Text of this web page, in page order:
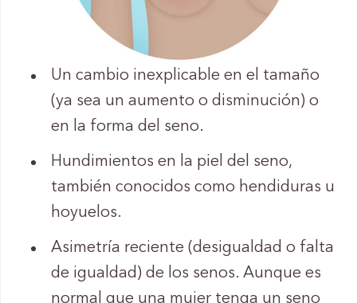
Un cambio inexplicable en el tamaño
(ya sea un aumento o disminución) o
en la forma del seno.
Hundimientos en la piel del seno,
también conocidos como hendiduras u
hoyuelos.
Asimetría reciente (desigualdad o falta
de igualdad) de los senos. Aunque es
normal que una mujer tenga un seno